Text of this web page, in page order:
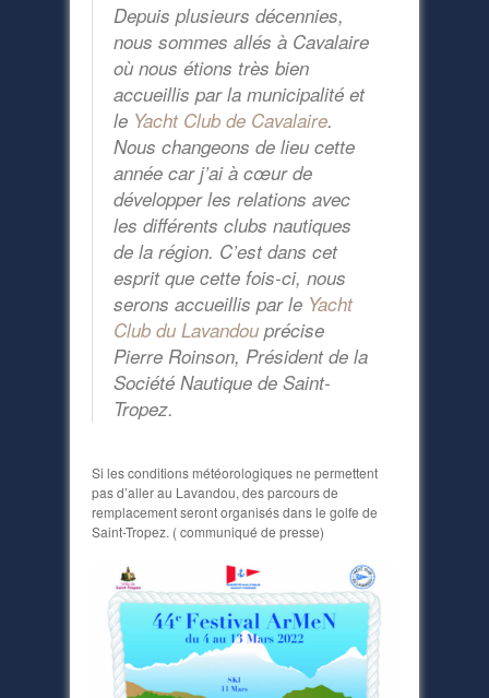
Depuis plusieurs décennies,
nous sommes allés à Cavalaire
où nous étions très bien
accueillis par la municipalité et
le Yacht Club de Cavalaire.
Nous changeons de lieu cette
année car j’ai à cœur de
développer les relations avec
les différents clubs nautiques
de la région. C’est dans cet
esprit que cette fois-ci, nous
serons accueillis par le Yacht
Club du Lavandou précise
Pierre Roinson, Président de la
Société Nautique de Saint-
Tropez.
Si les conditions météorologiques ne permettent
pas d’aller au Lavandou, des parcours de
remplacement seront organisés dans le golfe de
Saint-Tropez. ( communiqué de presse)